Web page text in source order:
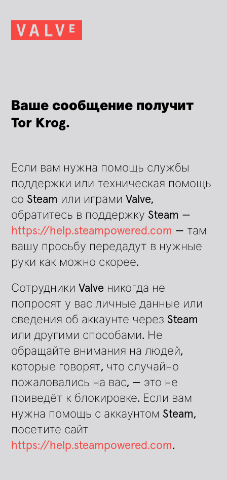
Ваше сообщение получит
Tor Krog.
Если вам нужна помощь службы
поддержки или техническая помощь
со Steam или играми Valve,
обратитесь в поддержку Steam —
https://help.steampowered.com — там
вашу просьбу передадут в нужные
руки как можно скорее.
Сотрудники Valve никогда не
попросят у вас личные данные или
сведения об аккаунте через Steam
или другими способами. Не
обращайте внимания на людей,
которые говорят, что случайно
пожаловались на вас, — это не
приведёт к блокировке. Если вам
нужна помощь с аккаунтом Steam,
посетите сайт
https://help.steampowered.com.